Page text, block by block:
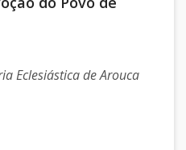
Eclesiástica de Arouca